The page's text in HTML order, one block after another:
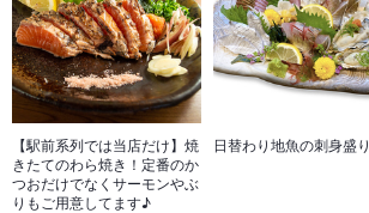
【駅前系列では当店だけ】焼
きたてのわら焼き！定番のか
つおだけでなくサーモンやぶ
りもご用意してます♪
日替わり地魚の刺身盛り